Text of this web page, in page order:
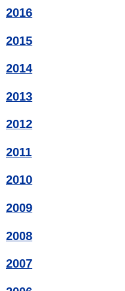
2016
2015
2014
2013
2012
2011
2010
2009
2008
2007